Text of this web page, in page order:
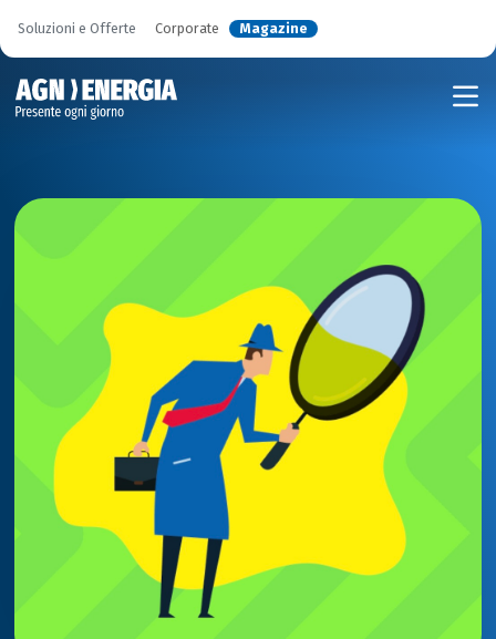
Soluzioni e Offerte Corporate Magazine